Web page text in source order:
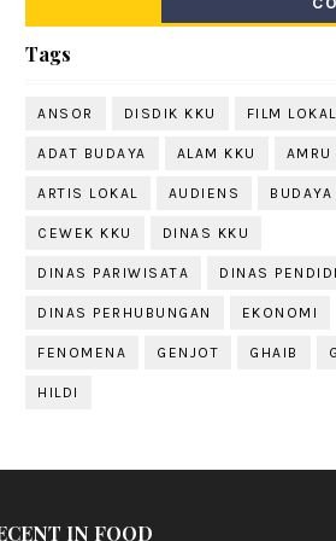
Tags
ANSOR DISDIK KKU FILM
ADAT BUDAYA ALAM KKU AMRU
ARTIS LOKAL AUDIENS
CEWEK KKU DINAS KKU
DINAS PARIWISATA DINAS
DINAS PERHUBUNGAN EKONOMI
FENOMENA GENJOT GHAIB
HILDI
IN FOOD